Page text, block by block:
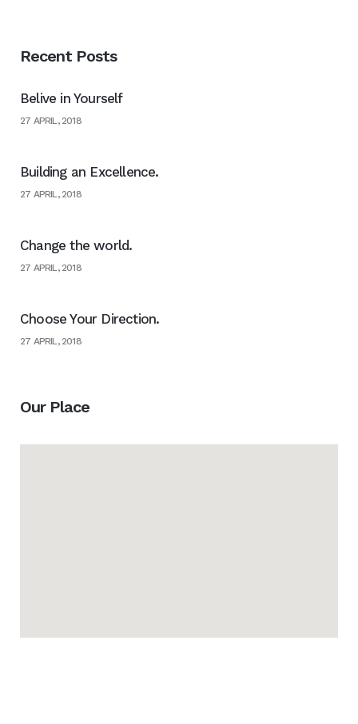
Recent Posts
Belive in Yourself
27 APRIL, 2018
Building an Excellence.
27 APRIL, 2018
Change the world.
27 APRIL, 2018
Choose Your Direction.
27 APRIL, 2018
Our Place